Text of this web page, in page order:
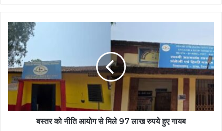
बस्तर
को
नीति
आयोग
से
मिले
97
लाख
रुपये
बस्तर को नीति आयोग से मिले 97 लाख रुपये हुए गायब